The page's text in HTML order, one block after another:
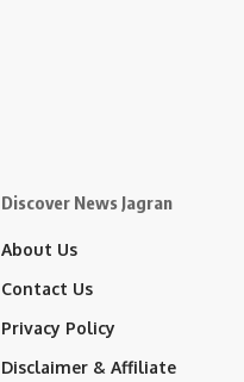
Discover News Jagran
About Us
Contact Us
Privacy Policy
Disclaimer & Affiliate